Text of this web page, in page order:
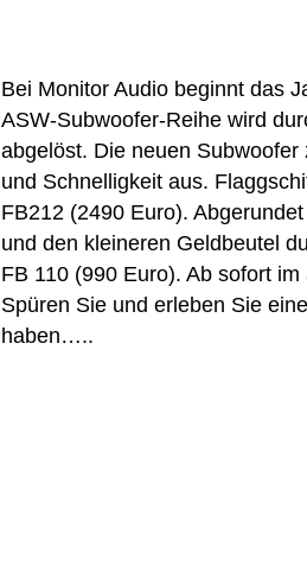
Bei Monitor Audio beginnt das
ASW-Subwoofer-Reihe wird
abgelöst. Die neuen
und Schnelligkeit aus.
FB212 (2490 Euro).
und den kleineren Geldbeutel
FB 110 (990 Euro). Ab sofort
Spüren Sie und erleben Sie
haben…..